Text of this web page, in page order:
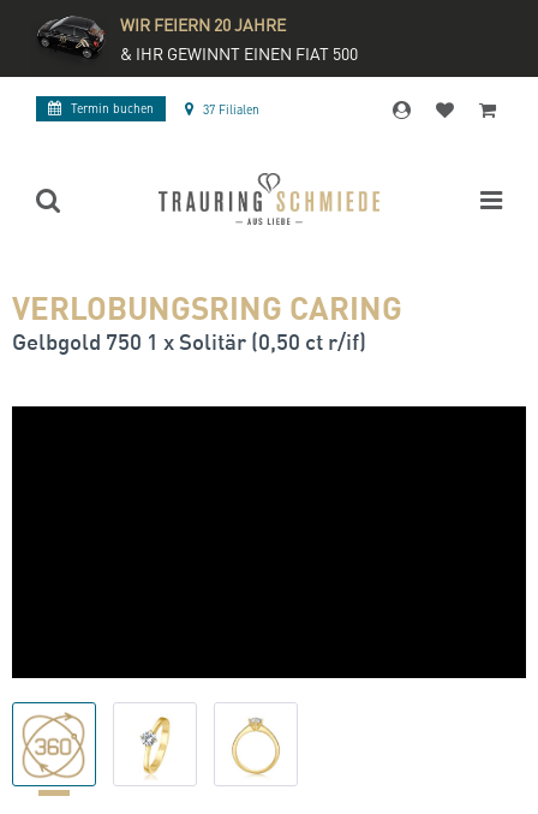
WIR FEIERN 20 JAHRE
& IHR GEWINNT EINEN FIAT 500
Termin buchen 37 Filialen
VERLOBUNGSRING CARING
Gelbgold 750 1 x Solitär (0,50 ct r/if)